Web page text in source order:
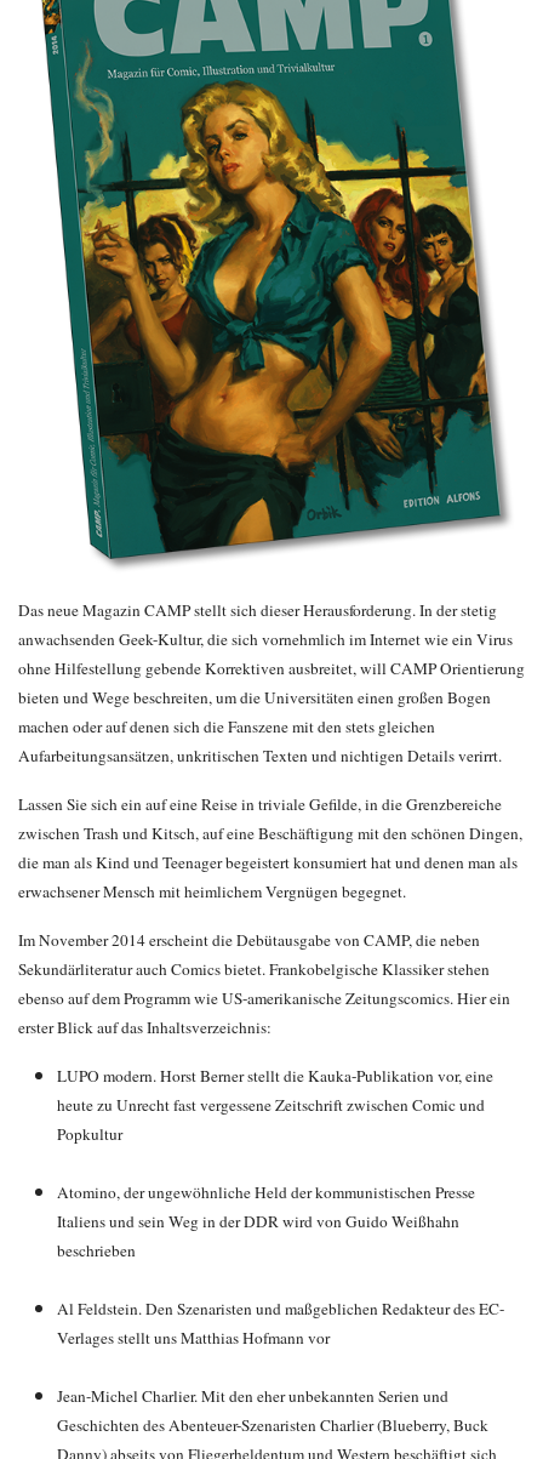
Das neue Magazin CAMP stellt sich dieser Herausforderung. In der stetig
anwachsenden Geek-Kultur, die sich vornehmlich im Internet wie ein Virus
ohne Hilfestellung gebende Korrektiven ausbreitet, will CAMP Orientierung
bieten und Wege beschreiten, um die Universitäten einen großen Bogen
machen oder auf denen sich die Fanszene mit den stets gleichen
Aufarbeitungsansätzen, unkritischen Texten und nichtigen Details verirrt.
Lassen Sie sich ein auf eine Reise in triviale Gefilde, in die Grenzbereiche
zwischen Trash und Kitsch, auf eine Beschäftigung mit den schönen Dingen,
die man als Kind und Teenager begeistert konsumiert hat und denen man als
erwachsener Mensch mit heimlichem Vergnügen begegnet.
Im November 2014 erscheint die Debütausgabe von CAMP, die neben
Sekundärliteratur auch Comics bietet. Frankobelgische Klassiker stehen
ebenso auf dem Programm wie US-amerikanische Zeitungscomics. Hier ein
erster Blick auf das Inhaltsverzeichnis:
LUPO modern. Horst Berner stellt die Kauka-Publikation vor, eine
heute zu Unrecht fast vergessene Zeitschrift zwischen Comic und
Popkultur
Atomino, der ungewöhnliche Held der kommunistischen Presse
Italiens und sein Weg in der DDR wird von Guido Weißhahn
beschrieben
Al Feldstein. Den Szenaristen und maßgeblichen Redakteur des EC-
Verlages stellt uns Matthias Hofmann vor
Jean-Michel Charlier. Mit den eher unbekannten Serien und
Geschichten des Abenteuer-Szenaristen Charlier (Blueberry, Buck
Danny) abseits von Fliegerheldentum und Western beschäftigt sich